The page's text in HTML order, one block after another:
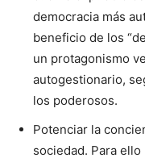
democracia más
beneficio de los
un protagonismo
autogestionario,
los poderosos.
Potenciar la
sociedad. Para